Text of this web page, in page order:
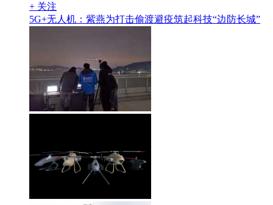
+ 关注
5G+无人机：紫燕为打击偷渡避疫筑起科技“边防长城”